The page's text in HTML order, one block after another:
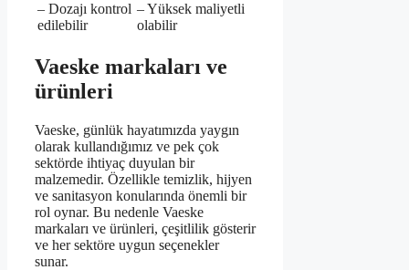
– Dozajı kontrol
edilebilir
– Yüksek maliyetli
olabilir
Vaeske markaları ve
ürünleri
Vaeske, günlük hayatımızda yaygın
olarak kullandığımız ve pek çok
sektörde ihtiyaç duyulan bir
malzemedir. Özellikle temizlik, hijyen
ve sanitasyon konularında önemli bir
rol oynar. Bu nedenle Vaeske
markaları ve ürünleri, çeşitlilik gösterir
ve her sektöre uygun seçenekler
sunar.